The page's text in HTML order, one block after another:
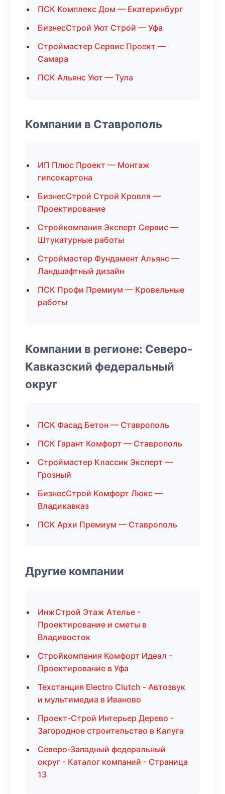
ПСК Комплекс Дом — Екатеринбург
БизнесСтрой Уют Строй — Уфа
Строймастер Сервис Проект —
Самара
ПСК Альянс Уют — Тула
Компании в Ставрополь
ИП Плюс Проект — Монтаж
гипсокартона
БизнесСтрой Строй Кровля —
Проектирование
Стройкомпания Эксперт Сервис —
Штукатурные работы
Строймастер Фундамент Альянс —
Ландшафтный дизайн
ПСК Профи Премиум — Кровельные
работы
Компании в регионе: Северо-
Кавказский федеральный
округ
ПСК Фасад Бетон — Ставрополь
ПСК Гарант Комфорт — Ставрополь
Строймастер Классик Эксперт —
Грозный
БизнесСтрой Комфорт Люкс —
Владикавказ
ПСК Архи Премиум — Ставрополь
Другие компании
ИнжСтрой Этаж Ателье -
Проектирование и сметы в
Владивосток
Стройкомпания Комфорт Идеал -
Проектирование в Уфа
Техстанция Electro Clutch - Автозвук
и мультимедиа в Иваново
Проект-Строй Интерьер Дерево -
Загородное строительство в Калуга
Северо-Западный федеральный
округ - Каталог компаний - Страница
13